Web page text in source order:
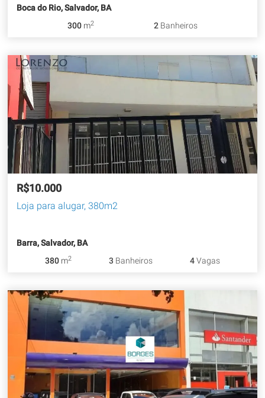
Boca do Rio, Salvador, BA
300 m2 2Banheiros
R$10.000
Loja para alugar, 380m2
Barra, Salvador, BA
380 m2 3 Banheiros 4Vagas